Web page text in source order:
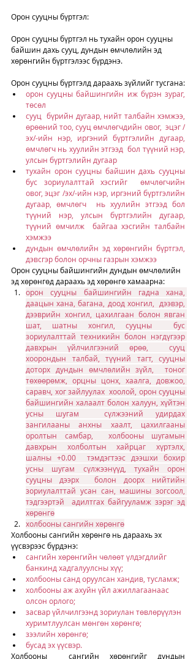
Орон сууцны бүртгэл:
Орон сууцны бүртгэл нь тухайн орон сууцны
байшин дахь сууц, дундын өмчлөлийн эд
хөрөнгийн бүртгэлээс бүрдэнэ.
Орон сууцны бүртгэлд дараахь зүйлийг тусгана:
орон сууцны байшингийн иж бүрэн зураг,
төсөл
сууц  бүрийн дугаар, нийт талбайн хэмжээ,
өрөөний тоо, сууц өмчлөгчдийн овог,  эцэг /
эх/-ийн нэр, иргэний бүртгэлийн дугаар,
өмчлөгч нь хуулийн этгээд  бол түүний нэр,
улсын бүртгэлийн дугаар
тухайн орон сууцны байшин дахь сууцны
бус зориулалттай хэсгийг  өмчлөгчийн
овог, эцэг /эх/-ийн нэр, иргэний бүртгэлийн
дугаар, өмчлөгч  нь хуулийн этгээд бол
түүний нэр, улсын бүртгэлийн дугаар,
түүний өмчилж  байгаа хэсгийн талбайн
хэмжээ
дундын өмчлөлийн эд хөрөнгийн бүртгэл,
дэвсгэр болон орчны газрын хэмжээ
Орон сууцны байшингийн дундын өмчлөлийн
эд хөрөнгөд дараахь эд хөрөнгө хамаарна:
орон сууцны байшингийн гадна хана,
даацын хана, багана, доод хонгил,  дээвэр,
дээврийн хонгил, цахилгаан болон явган
шат, шатны хонгил, сууцны  бус
зориулалттай техникийн болон нэгдүгээр
давхрын үйлчилгээний өрөө,  сууц
хоорондын талбай, түүний тагт, сууцны
доторх дундын өмчлөлийн зүйл,  тоног
төхөөрөмж, орцны цонх, хаалга, довжоо,
саравч, хог зайлуулах  хоолой, орон сууцны
байшингийн халаалт болон халуун, хүйтэн
усны шугам  сүлжээний удирдах
зангилааны анхны хаалт, цахилгааны
оролтын самбар,  холбооны шугамын
давхрын холболтын хайрцаг хүртэлх,
шалны +0.00  тэмдэгтээс дээшхи бохир
усны шугам сүлжээнүүд, тухайн орон
сууцны дээрх  болон доорх нийтийн
зориулалттай усан сан, машины зогсоол,
тэдгээртэй  адилтгах байгууламж зэрэг эд
хөрөнгө
холбооны сангийн хөрөнгө
Холбооны сангийн хөрөнгө нь дараахь эх
үүсвэрээс бүрдэнэ:
сангийн хөрөнгийн чөлөөт үлдэгдлийг
банкинд хадгалуулсны хүү;
холбооны санд оруулсан хандив, тусламж;
холбооны аж ахуйн үйл ажиллагаанаас
олсон орлого;
засвар үйлчилгээнд зориулан төвлөрүүлэн
хуримтлуулсан мөнгөн хөрөнгө;
зээлийн хөрөнгө;
бусад эх үүсвэр.
Холбооны  сангийн хөрөнгийг дундын